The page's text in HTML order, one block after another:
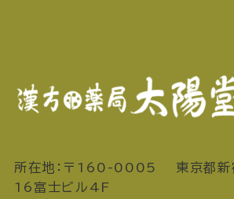
所在地：〒160-0005 東京都新
16富士ビル4F